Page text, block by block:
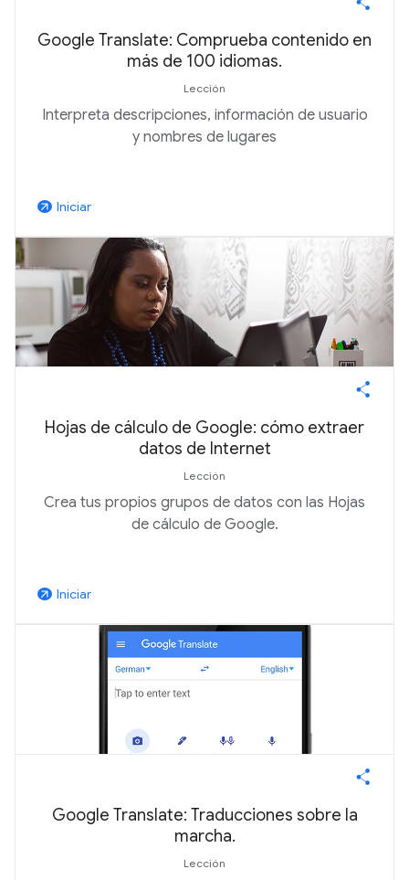
Google Translate: Comprueba contenido en
más de 100 idiomas.
Lección
Interpreta descripciones, información de usuario
y nombres de lugares
arrow_outward Iniciar
Hojas de cálculo de Google: cómo extraer
datos de Internet
Lección
Crea tus propios grupos de datos con las Hojas
de cálculo de Google.
arrow_outward Iniciar
Google Translate: Traducciones sobre la
marcha.
Lección